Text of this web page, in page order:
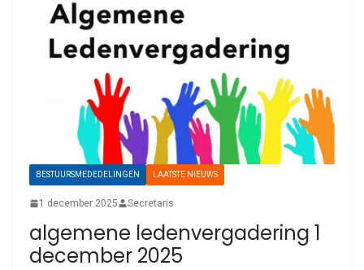
BESTUURSMEDEDELINGEN LAATSTE NIEUWS
1 december 2025 Secretaris
algemene ledenvergadering 1
december 2025